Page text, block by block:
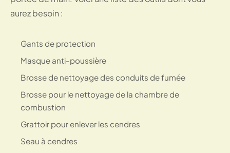
aurez besoin :
Gants de protection
Masque anti-poussière
Brosse de nettoyage des conduits de fumée
Brosse pour le nettoyage de la chambre de
combustion
Grattoir pour enlever les cendres
Seau à cendres